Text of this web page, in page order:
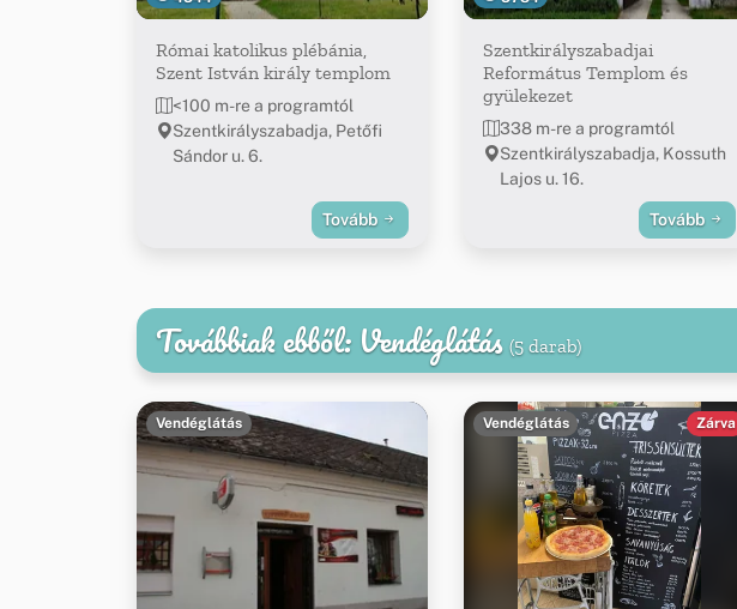
Római katolikus plébánia,
Szent István király templom
<100 m-re a programtól
Szentkirályszabadja, Petőfi
Sándor u. 6.
Tovább
Szentkirályszabadjai
Református Templom és
gyülekezet
338 m-re a programtól
Szentkirályszabadja, Kossuth
Lajos u. 16.
Tovább
Továbbiak ebből: Vendéglátás (5 darab)
Vendéglátás Vendéglátás Zárva